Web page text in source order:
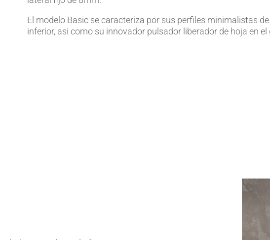
El modelo Basic se caracteriza por sus perfiles minimalistas
inferior, asi como su innovador pulsador liberador de hoja en